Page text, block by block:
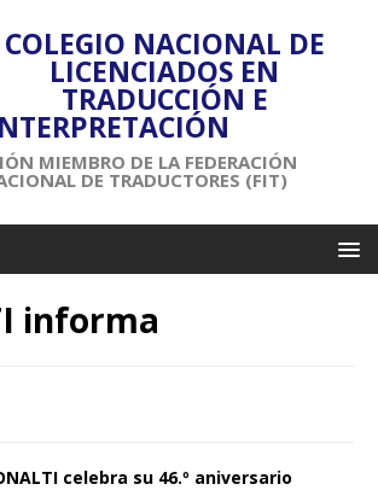
COLEGIO NACIONAL DE
LICENCIADOS EN
TRADUCCIÓN E
MIEMBRO DE LA FEDERACIÓN
DE TRADUCTORES (FIT)
informa
celebra su 46.º aniversario